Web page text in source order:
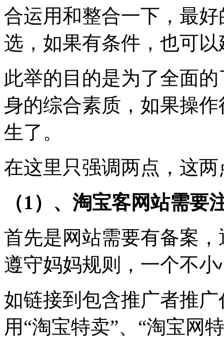
合运用和整合一下，最
选，如果有条件，也可
此举的目的是为了全面
身的综合素质，如果操
生了。
在这里只强调两点，这
（1）、淘宝客网站需要
首先是网站需要有备案
遵守妈妈规则，一个不
如链接到包含推广者推
用“淘宝特卖”、“淘宝网